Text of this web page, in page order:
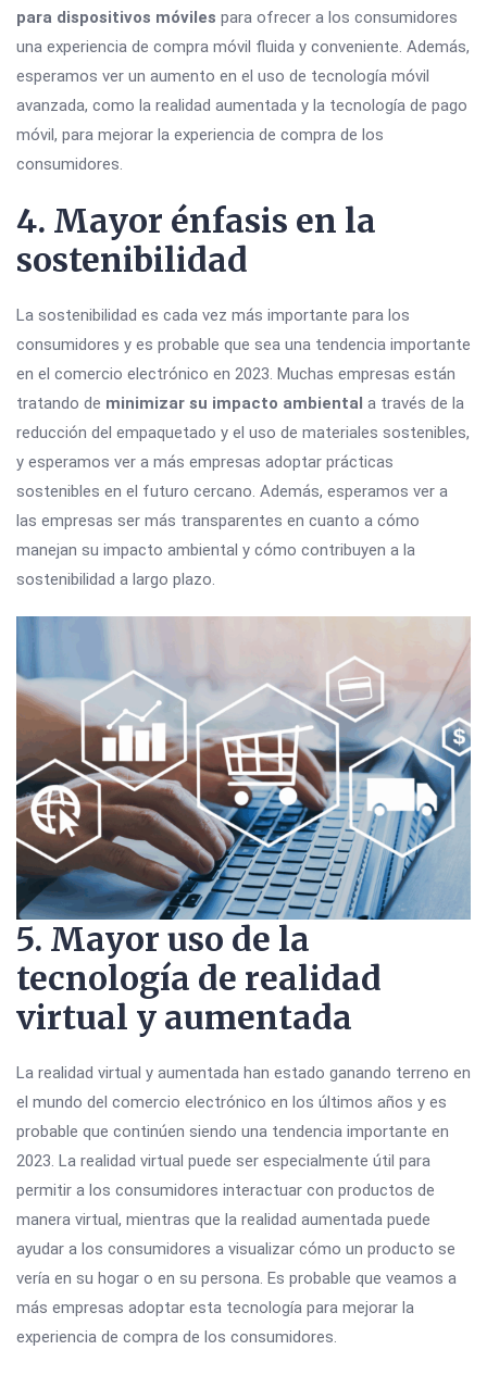
para dispositivos móviles para ofrecer a los consumidores
una experiencia de compra móvil fluida y conveniente. Además,
esperamos ver un aumento en el uso de tecnología móvil
avanzada, como la realidad aumentada y la tecnología de pago
móvil, para mejorar la experiencia de compra de los
consumidores.
4. Mayor énfasis en la
sostenibilidad
La sostenibilidad es cada vez más importante para los
consumidores y es probable que sea una tendencia importante
en el comercio electrónico en 2023. Muchas empresas están
tratando de minimizar su impacto ambiental a través de la
reducción del empaquetado y el uso de materiales sostenibles,
y esperamos ver a más empresas adoptar prácticas
sostenibles en el futuro cercano. Además, esperamos ver a
las empresas ser más transparentes en cuanto a cómo
manejan su impacto ambiental y cómo contribuyen a la
sostenibilidad a largo plazo.
5. Mayor uso de la
tecnología de realidad
virtual y aumentada
La realidad virtual y aumentada han estado ganando terreno en
el mundo del comercio electrónico en los últimos años y es
probable que continúen siendo una tendencia importante en
2023. La realidad virtual puede ser especialmente útil para
permitir a los consumidores interactuar con productos de
manera virtual, mientras que la realidad aumentada puede
ayudar a los consumidores a visualizar cómo un producto se
vería en su hogar o en su persona. Es probable que veamos a
más empresas adoptar esta tecnología para mejorar la
experiencia de compra de los consumidores.